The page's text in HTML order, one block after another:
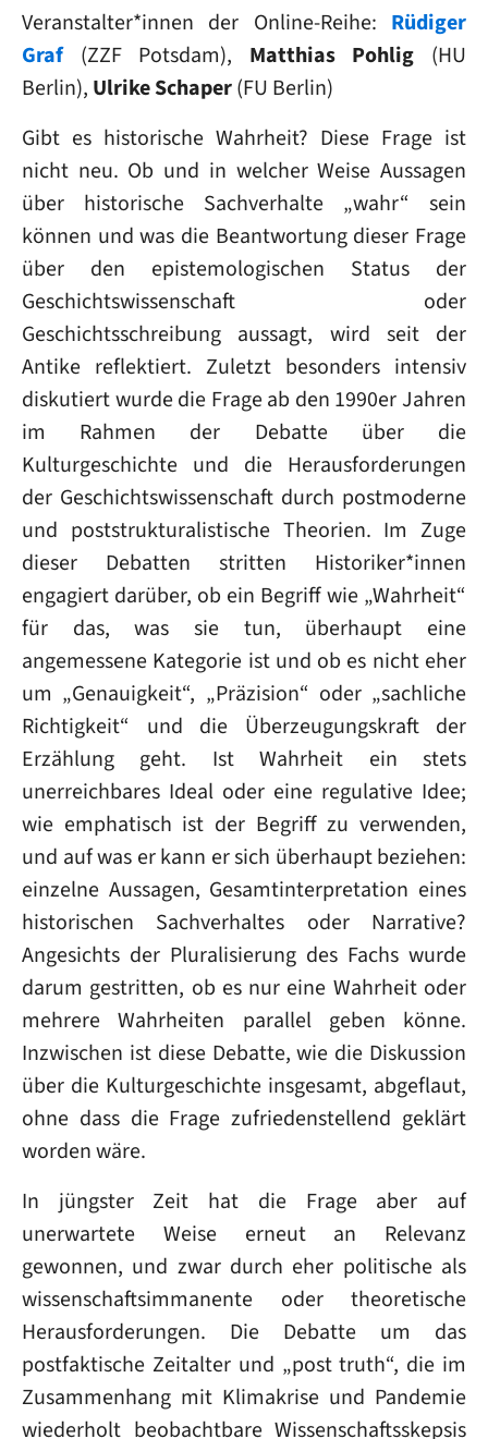
Veranstalter*innen der Online-Reihe: Rüdiger
Graf(ZZF Potsdam), Matthias Pohlig (HU
Berlin), Ulrike Schaper(FU Berlin)
Gibt es historische Wahrheit? Diese Frage ist
nicht neu. Ob und in welcher Weise Aussagen
über historische Sachverhalte „wahr“ sein
können und was die Beantwortung dieser Frage
über den epistemologischen Status der
Geschichtswissenschaft oder
Geschichtsschreibung aussagt, wird seit der
Antike reflektiert. Zuletzt besonders intensiv
diskutiert wurde die Frage ab den 1990er Jahren
im Rahmen der Debatte über die
Kulturgeschichte und die Herausforderungen
der Geschichtswissenschaft durch postmoderne
und poststrukturalistische Theorien. Im Zuge
dieser Debatten stritten Historiker*innen
engagiert darüber, ob ein Begriff wie „Wahrheit“
für das, was sie tun, überhaupt eine
angemessene Kategorie ist und ob es nicht eher
um „Genauigkeit“, „Präzision“ oder „sachliche
Richtigkeit“ und die Überzeugungskraft der
Erzählung geht. Ist Wahrheit ein stets
unerreichbares Ideal oder eine regulative Idee;
wie emphatisch ist der Begriff zu verwenden,
und auf was er kann er sich überhaupt beziehen:
einzelne Aussagen, Gesamtinterpretation eines
historischen Sachverhaltes oder Narrative?
Angesichts der Pluralisierung des Fachs wurde
darum gestritten, ob es nur eine Wahrheit oder
mehrere Wahrheiten parallel geben könne.
Inzwischen ist diese Debatte, wie die Diskussion
über die Kulturgeschichte insgesamt, abgeflaut,
ohne dass die Frage zufriedenstellend geklärt
worden wäre.
In jüngster Zeit hat die Frage aber auf
unerwartete Weise erneut an Relevanz
gewonnen, und zwar durch eher politische als
wissenschaftsimmanente oder theoretische
Herausforderungen. Die Debatte um das
postfaktische Zeitalter und „post truth“, die im
Zusammenhang mit Klimakrise und Pandemie
wiederholt beobachtbare Wissenschaftsskepsis